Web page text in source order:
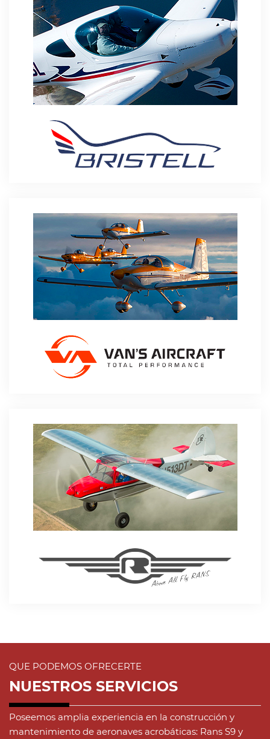
QUE PODEMOS OFRECERTE
NUESTROS SERVICIOS
Poseemos amplia experiencia en la construcción y
mantenimiento de aeronaves acrobáticas: Rans S9 y